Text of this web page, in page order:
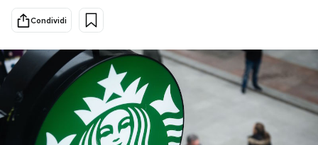
Cultura
Economia
Sport
Mondiali calcio 2026
PODCAST
Condividi